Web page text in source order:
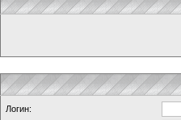
Логин: